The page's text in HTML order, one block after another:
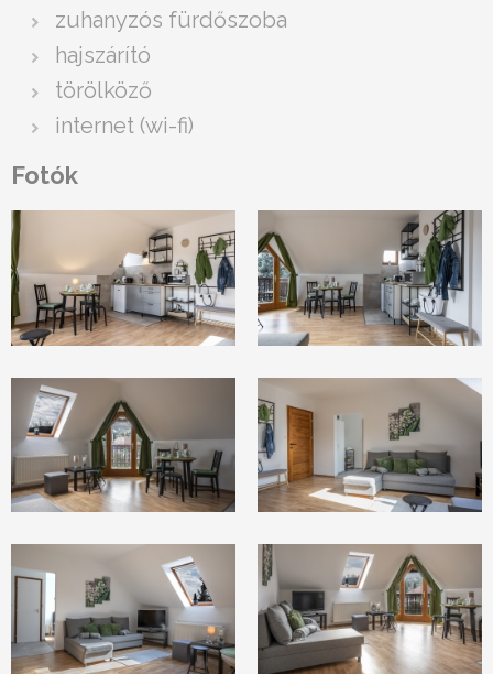
zuhanyzós fürdőszoba
hajszárító
törölköző
internet (wi-fi)
Fotók